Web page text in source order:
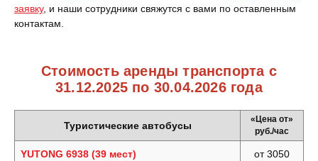
заявку, и наши сотрудники свяжутся с вами по оставленным
контактам.
Стоимость аренды транспорта с
31.12.2025 по 30.04.2026 года
Туристические автобусы
«Цена от»
руб./час
YUTONG 6938 (39 мест) от 3050